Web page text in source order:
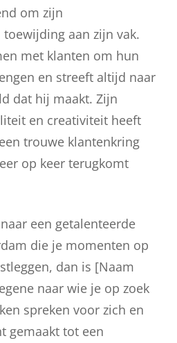
om zijn
aan zijn vak.
met klanten om hun
en streeft altijd naar
dat hij maakt. Zijn
en creativiteit heeft
trouwe klantenkring
op keer terugkomt
een getalenteerde
die je momenten op
dan is [Naam
naar wie je op zoek
spreken voor zich en
gemaakt tot een